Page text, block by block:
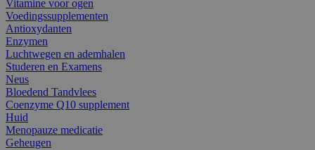
Vitamine voor ogen
Voedingssupplementen
Antioxydanten
Enzymen
Luchtwegen en ademhalen
Studeren en Examens
Neus
Bloedend Tandvlees
Coenzyme Q10 supplement
Huid
Menopauze medicatie
Geheugen